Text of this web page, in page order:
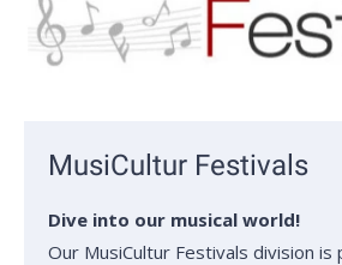
MusiCultur Festivals
Dive into our musical world!
Our MusiCultur Festivals division